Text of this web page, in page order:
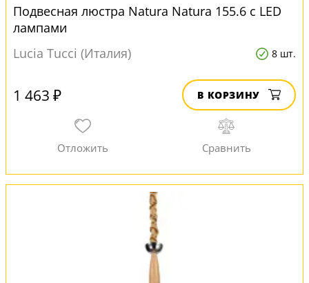
Подвесная люстра Natura Natura 155.6 с LED
лампами
Lucia Tucci (Италия)
8 шт.
1 463 ₽ В КОРЗИНУ